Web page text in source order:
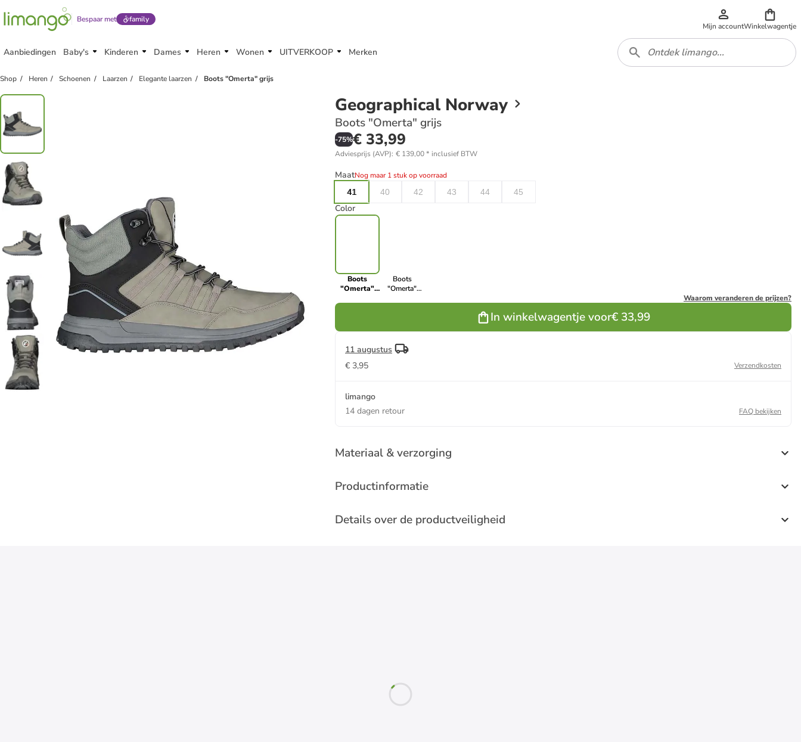
Bespaar met family
Mijn accountWinkelwagentje
Aanbiedingen Baby's Kinderen Dames Heren Wonen UITVERKOOP Merken
Shop Heren Schoenen Laarzen Elegante laarzen Boots "Omerta" grijs
Geographical Norway
Boots "Omerta" grijs
-75%€ 33,99
Adviesprijs (AVP): € 139,00* inclusief BTW
MaatNog maar 1 stuk op voorraad
41
40 42 43 44 45
Color
Boots
"Omerta"
Boots
"Omerta"
Waarom veranderen de prijzen?
In winkelwagentje voor€ 33,99
11 augustus
€ 3,95
Verzendkosten
limango
14 dagen retour
FAQ bekijken
Materiaal & verzorging
Productinformatie
Details over de productveiligheid